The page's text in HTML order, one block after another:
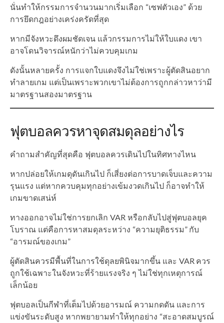
นั่นทำให้กรรมการจำนวนมากเริ่มเลือก “เซฟตัวเอง” ด้วย
การยึดกฎอย่างเคร่งครัดที่สุด
หากมีจังหวะดึงผมชัดเจน แล้วกรรมการไม่ให้ใบแดง เขา
อาจโดนวิจารณ์หนักว่าไม่ควบคุมเกม
ดังนั้นหลายครั้ง การแจกใบแดงจึงไม่ใช่เพราะผู้ตัดสินอยาก
ทำลายเกม แต่เป็นเพราะพวกเขาไม่ต้องการถูกกล่าวหาว่ามี
มาตรฐานสองมาตรฐาน
ฟุตบอลควรหาจุดสมดุลอย่างไร
คำถามสำคัญที่สุดคือ ฟุตบอลควรเดินไปในทิศทางไหน
หากปล่อยให้เกมดุดันเกินไป ก็เสี่ยงต่อการบาดเจ็บและความ
รุนแรง แต่หากควบคุมทุกอย่างเข้มงวดเกินไป ก็อาจทำให้
เกมขาดเสน่ห์
ทางออกอาจไม่ใช่การยกเลิก VAR หรือกลับไปสู่ฟุตบอลยุค
โบราณ แต่คือการหาสมดุลระหว่าง “ความยุติธรรม” กับ
“อารมณ์ของเกม”
ผู้ตัดสินควรมีพื้นที่ในการใช้ดุลยพินิจมากขึ้น และ VAR ควร
ถูกใช้เฉพาะในจังหวะที่ร้ายแรงจริง ๆ ไม่ใช่ทุกเหตุการณ์
เล็กน้อย
ฟุตบอลเป็นกีฬาที่เต็มไปด้วยอารมณ์ ความกดดัน และการ
แข่งขันระดับสูง หากพยายามทำให้ทุกอย่าง “สะอาดสมบูรณ์